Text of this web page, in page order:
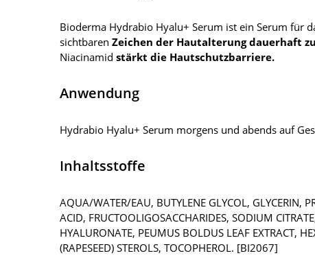
Bioderma Hydrabio Hyalu+ Serum ist ein Serum für
sichtbaren Zeichen der Hautalterung dauerhaft
Niacinamid stärkt die Hautschutzbarriere.
Anwendung
Hydrabio Hyalu+ Serum morgens und abends auf
Inhaltsstoffe
AQUA/WATER/EAU, BUTYLENE GLYCOL, GLYCERIN,
ACID, FRUCTOOLIGOSACCHARIDES, SODIUM
HYALURONATE, PEUMUS BOLDUS LEAF EXTRACT,
(RAPESEED) STEROLS, TOCOPHEROL. [BI2067]